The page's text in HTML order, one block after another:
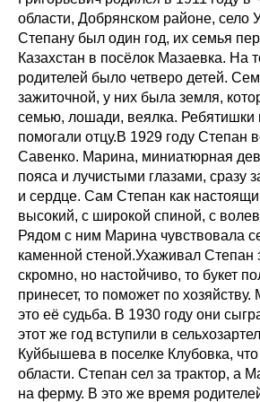
области, Добрянском районе, село
Степану был один год, их семья
Казахстан в посёлок Мазаевка. На
родителей было четверо детей.
зажиточной, у них была земля,
семью, лошади, веялка. Ребятишки
помогали отцу.В 1929 году Степан
Савенко. Марина, миниатюрная
пояса и лучистыми глазами, сразу
и сердце. Сам Степан как
высокий, с широкой спиной, с
Рядом с ним Марина чувствовала
каменной стеной.Ухаживал Степан
скромно, но настойчиво, то букет
принесет, то поможет по
это её судьба. В 1930 году они
этот же год вступили в
Куйбышева в поселке Клубовка,
области. Степан сел за трактор, а
на ферму. В это же время